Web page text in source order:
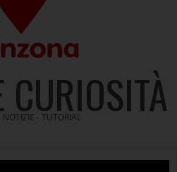
CURIOSITÀ
NOTIZIE - TUTORIAL